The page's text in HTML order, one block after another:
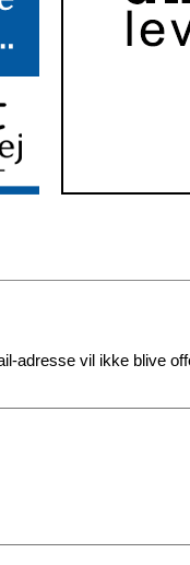
adresse vil ikke blive